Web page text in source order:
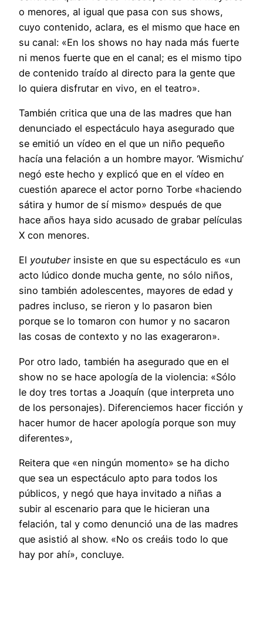
o menores, al igual que pasa con sus shows,
cuyo contenido, aclara, es el mismo que hace en
su canal: «En los shows no hay nada más fuerte
ni menos fuerte que en el canal; es el mismo tipo
de contenido traído al directo para la gente que
lo quiera disfrutar en vivo, en el teatro».
También critica que una de las madres que han
denunciado el espectáculo haya asegurado que
se emitió un vídeo en el que un niño pequeño
hacía una felación a un hombre mayor. ‘Wismichu’
negó este hecho y explicó que en el vídeo en
cuestión aparece el actor porno Torbe «haciendo
sátira y humor de sí mismo» después de que
hace años haya sido acusado de grabar películas
X con menores.
El youtuberinsiste en que su espectáculo es «un
acto lúdico donde mucha gente, no sólo niños,
sino también adolescentes, mayores de edad y
padres incluso, se rieron y lo pasaron bien
porque se lo tomaron con humor y no sacaron
las cosas de contexto y no las exageraron».
Por otro lado, también ha asegurado que en el
show no se hace apología de la violencia: «Sólo
le doy tres tortas a Joaquín (que interpreta uno
de los personajes). Diferenciemos hacer ficción y
hacer humor de hacer apología porque son muy
diferentes»,
Reitera que «en ningún momento» se ha dicho
que sea un espectáculo apto para todos los
públicos, y negó que haya invitado a niñas a
subir al escenario para que le hicieran una
felación, tal y como denunció una de las madres
que asistió al show. «No os creáis todo lo que
hay por ahí», concluye.